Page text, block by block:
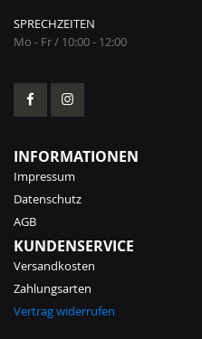
SPRECHZEITEN
Mo - Fr / 10:00 - 12:00
INFORMATIONEN
Impressum
Datenschutz
AGB
KUNDENSERVICE
Versandkosten
Zahlungsarten
Vertrag widerrufen